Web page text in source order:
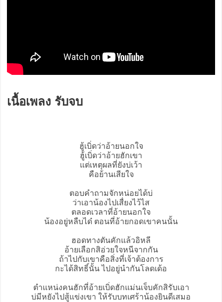
เนื้อเพลง รับจบ
ฮู้เบิ่ดว่าอ้ายนอกใจ
ฮู้เบิ่ดว่าอ้ายฮักเขา
แต่เหตุผลที่ยังบ่เว้า
คือย้านเสียใจ
ตอบคำถามจักหน่อยได้บ่
ว่าเอาน้องไปเสื่ยงไว้ไส
ตลอดเวลาที่อ้ายนอกใจ
น้องอยู่หลืบได๋ ตอนที่อ้ายกอดเขาคนนั้น
ฮอดทางตันคักแล้วอิหลี
อ้ายเลือกสิอ่วยใจหนีจากกัน
ถ้าไปกับเขาคือสิ่งที่เจ้าต้องการ
กะได้สิทธิ์นั้น ไปอยู่นำกันโลดเด้อ
ตำแหน่งคนฮักที่อ้ายเบิ่ดฮักแม่นเจ็บคักสิรับเอา
บ่มีหยังไปสู้แข่งเขา ให้รับบทเศร้าน้องยินดีเสมอ